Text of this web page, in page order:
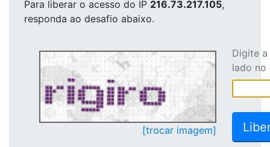
Para liberar o acesso do IP 216.73.217.105,
responda ao desafio abaixo.
[trocar imagem]
Digite
lado no